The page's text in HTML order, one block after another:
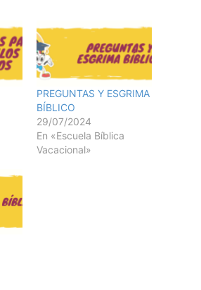
PREGUNTAS Y ESGRIMA
BÍBLICO
29/07/2024
En «Escuela Bíblica
Vacacional»